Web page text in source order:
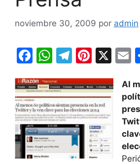
noviembre 30, 2009 por admin
F
c
e
b
o
o
W
at
s
A
p
p
T
e
gr
a
m
Pi
er
e
st
X
E
l
Al